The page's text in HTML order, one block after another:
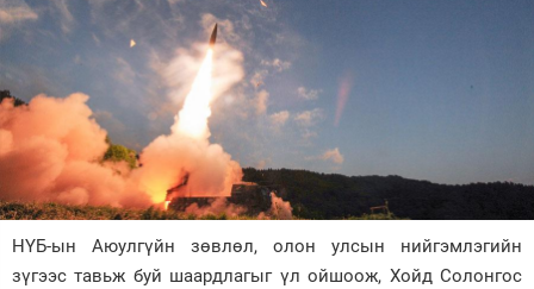
Валют ханш
Эдийн засаг
Үзэл бодол
Спорт
Нийгэм
НҮБ-ын Аюулгүйн зөвлөл, олон улсын нийгэмлэгийн
зүгээс тавьж буй шаардлагыг үл ойшоож, Хойд Солонгос